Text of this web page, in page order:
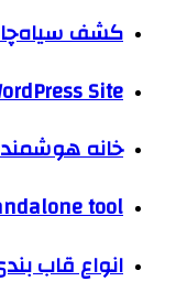
کشف
Site
خانه
tool?
انواع قاب